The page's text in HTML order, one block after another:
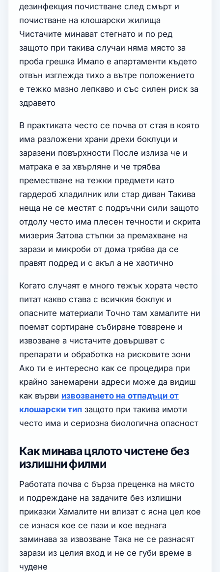
дезинфекция почистване след смърт и
почистване на клошарски жилища
Чистачите минават стегнато и по ред
защото при такива случаи няма място за
проба грешка Имало е апартаменти където
отвън изглежда тихо а вътре положението
е тежко мазно лепкаво и със силен риск за
здравето
В практиката често се почва от стая в която
има разложени храни дрехи боклуци и
заразени повърхности После излиза че и
матрака е за хвърляне и че трябва
преместване на тежки предмети като
гардероб хладилник или стар диван Такива
неща не се местят с подръчни сили защото
отдолу често има плесен течности и скрита
мизерия Затова стъпки за премахване на
зарази и микроби от дома трябва да се
правят подред и с акъл а не хаотично
Когато случаят е много тежък хората често
питат какво става с всичкия боклук и
опасните материали Точно там хамалите ни
поемат сортиране събиране товарене и
извозване а чистачите довършват с
препарати и обработка на рисковите зони
Ако ти е интересно как се процедира при
крайно занемарени адреси може да видиш
как върви извозването на отпадъци от
клошарски тип защото при такива имоти
често има и сериозна биологична опасност
Как минава цялото чистене без
излишни филми
Работата почва с бърза преценка на място
и подреждане на задачите без излишни
приказки Хамалите ни влизат с ясна цел кое
се изнася кое се пази и кое веднага
заминава за извозване Така не се разнасят
зарази из целия вход и не се губи време в
чудене